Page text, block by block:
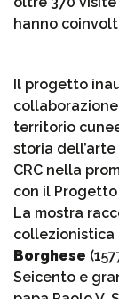
hanno
Il progetto
territorio
storia
CRC nella
con il
La mostra
collezionistica
Borghese
Seicento e